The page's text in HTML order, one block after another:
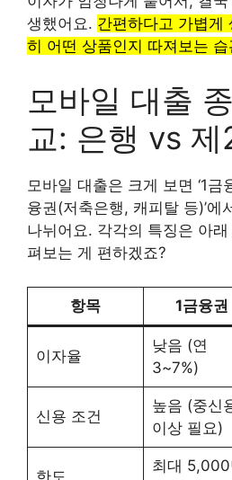
생했어요. 간편하다고 가볍게
히 어떤 상품인지 따져보는 습
모바일 대출
교: 은행 vs 제
모바일 대출은 크게 보면 ‘1금
융권(저축은행, 캐피탈 등)’에
나뉘어요. 각각의 특징은 아
펴보는 게 편하겠죠?
항목 1금융권
이자율
낮음 (연
3~7%)
신용 조건
높음 (중신
이상 필요)
한도
최대